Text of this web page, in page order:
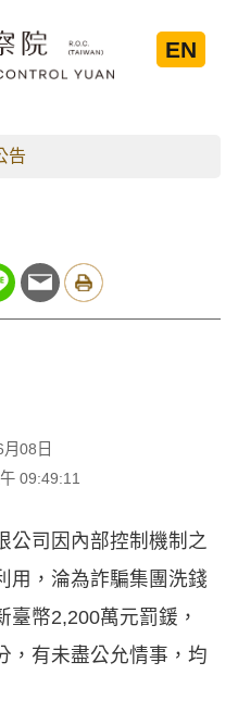
EN
告
08日
09:49:11
公司因內部控制機制之
用，淪為詐騙集團洗錢
臺幣2,200萬元罰鍰，
，有未盡公允情事，均